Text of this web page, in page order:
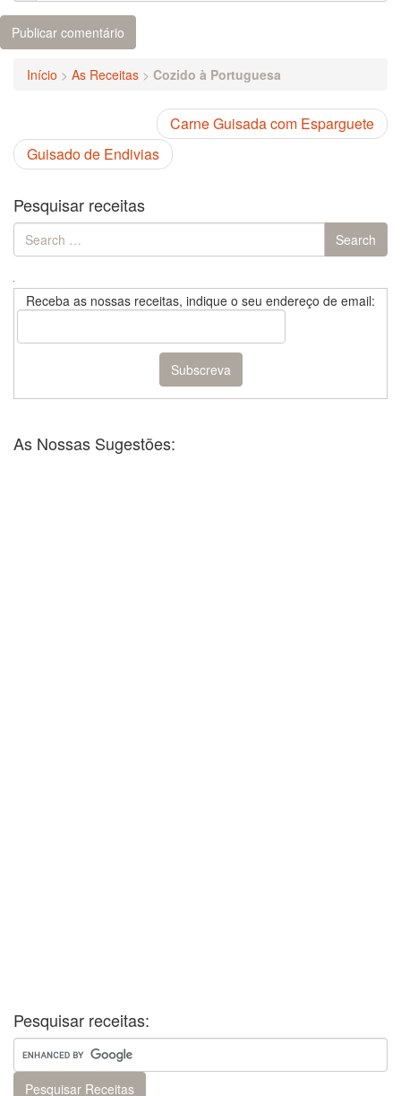
Início > As Receitas > Cozido à Portuguesa
Carne Guisada com Esparguete
Guisado de Endivias
Pesquisar receitas
Search
for:
Search
Receba as nossas receitas, indique o seu endereço de email:
As Nossas Sugestões:
Pesquisar receitas: